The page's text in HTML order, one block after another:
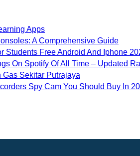
Apps
A Comprehensive Guide
Students Free Android And Iphone
On Spotify Of All Time – Updated
Sekitar Putrajaya
Spy Cam You Should Buy In